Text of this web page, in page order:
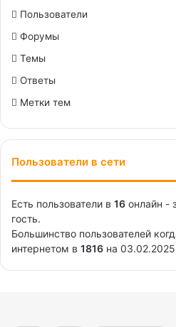
Пользователи
Форумы
Темы
Ответы
Метки тем
Пользователи в сети
Есть пользователи в 16 онлайн -
гость.
Большинство пользователей
интернетом в 1816 на